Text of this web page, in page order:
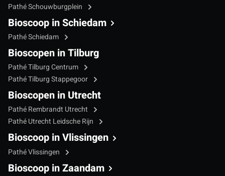
Pathé Schouwburgplein
Bioscoop in Schiedam
Pathé Schiedam
Bioscopen in Tilburg
Pathé Tilburg Centrum
Pathé Tilburg Stappegoor
Bioscopen in Utrecht
Pathé Rembrandt Utrecht
Pathé Utrecht Leidsche Rijn
Bioscoop in Vlissingen
Pathé Vlissingen
Bioscoop in Zaandam